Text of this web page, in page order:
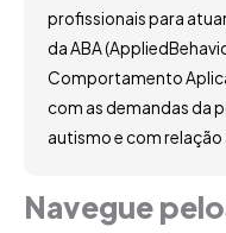
profissionais para
da ABA
Comportamento
com as demandas da
autismo e com relação
Navegue